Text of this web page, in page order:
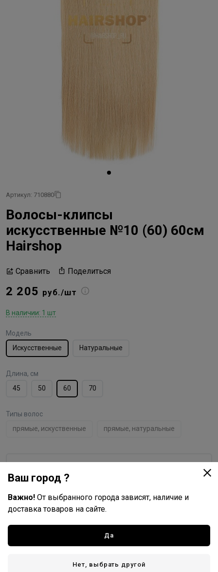
Артикул: 710880
Волосы-клипсы
искусственные №10 (60) 60см
Hairshop
Сравнить Поделиться
2 205 руб./шт
В наличии: 1 шт
Модель
Искусственные
Натуральные
Длина, см
45
50 60 70
Типы волос
прямые, искуственные
прямые, натуральные
Hairshop
Все товары бренда
Китай - страна бренда
Ваш город ?
Важно! От выбранного города зависят, наличие и
доставка товаров на сайте.
Да
Нет, выбрать другой